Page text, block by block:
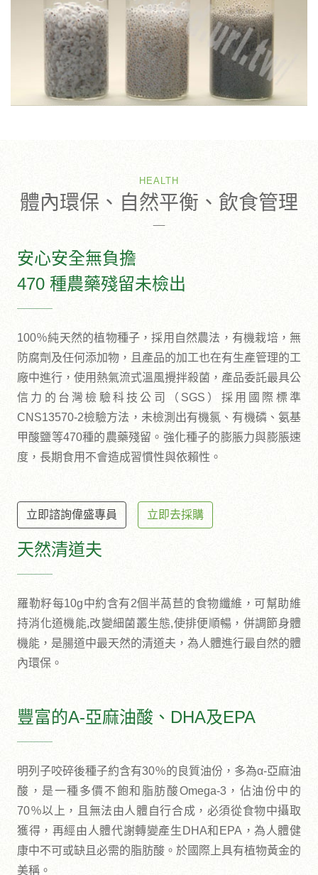
HEALTH
體內環保、自然平衡、飲食管理
安心安全無負擔
470 種農藥殘留未檢出
100％純天然的植物種子，採用自然農法，有機栽培，無
防腐劑及任何添加物，且產品的加工也在有生產管理的工
廠中進行，使用熱氣流式溫風攪拌殺菌，產品委託最具公
信力的台灣檢驗科技公司（SGS）採用國際標準
CNS13570-2檢驗方法，未檢測出有機氯、有機磷、氨基
甲酸鹽等470種的農藥殘留。強化種子的膨脹力與膨脹速
度，長期食用不會造成習慣性與依賴性。
立即諮詢偉盛專員 立即去採購
天然清道夫
羅勒籽每10g中約含有2個半萵苣的食物纖維，可幫助維
持消化道機能,改變細菌叢生態,使排便順暢，併調節身體
機能，是腸道中最天然的清道夫，為人體進行最自然的體
內環保。
豐富的Α-亞麻油酸、DHA及EPA
明列子咬碎後種子約含有30％的良質油份，多為α-亞麻油
酸，是一種多價不飽和脂肪酸Omega-3，佔油份中的
70％以上，且無法由人體自行合成，必須從食物中攝取
獲得，再經由人體代謝轉變產生DHA和EPA，為人體健
康中不可或缺且必需的脂肪酸。於國際上具有植物黃金的
美稱。